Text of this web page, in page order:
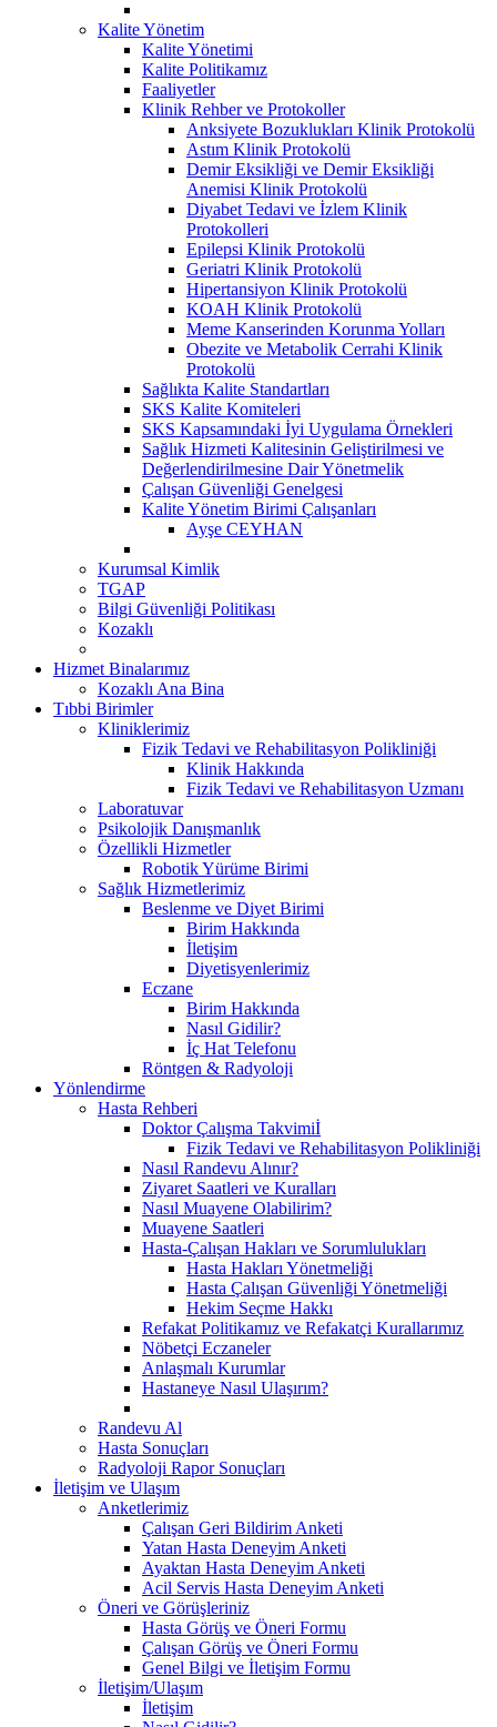
Kalite Yönetim
Kalite Yönetimi
Kalite Politikamız
Faaliyetler
Klinik Rehber ve Protokoller
Anksiyete Bozuklukları Klinik Protokolü
Astım Klinik Protokolü
Demir Eksikliği ve Demir Eksikliği
Anemisi Klinik Protokolü
Diyabet Tedavi ve İzlem Klinik
Protokolleri
Epilepsi Klinik Protokolü
Geriatri Klinik Protokolü
Hipertansiyon Klinik Protokolü
KOAH Klinik Protokolü
Meme Kanserinden Korunma Yolları
Obezite ve Metabolik Cerrahi Klinik
Protokolü
Sağlıkta Kalite Standartları
SKS Kalite Komiteleri
SKS Kapsamındaki İyi Uygulama Örnekleri
Sağlık Hizmeti Kalitesinin Geliştirilmesi ve
Değerlendirilmesine Dair Yönetmelik
Çalışan Güvenliği Genelgesi
Kalite Yönetim Birimi Çalışanları
Ayşe CEYHAN
Kurumsal Kimlik
TGAP
Bilgi Güvenliği Politikası
Kozaklı
Hizmet Binalarımız
Kozaklı Ana Bina
Tıbbi Birimler
Kliniklerimiz
Fizik Tedavi ve Rehabilitasyon Polikliniği
Klinik Hakkında
Fizik Tedavi ve Rehabilitasyon Uzmanı
Laboratuvar
Psikolojik Danışmanlık
Özellikli Hizmetler
Robotik Yürüme Birimi
Sağlık Hizmetlerimiz
Beslenme ve Diyet Birimi
Birim Hakkında
İletişim
Diyetisyenlerimiz
Eczane
Birim Hakkında
Nasıl Gidilir?
İç Hat Telefonu
Röntgen & Radyoloji
Yönlendirme
Hasta Rehberi
Doktor Çalışma Takvimiİ
Fizik Tedavi ve Rehabilitasyon Polikliniği
Nasıl Randevu Alınır?
Ziyaret Saatleri ve Kuralları
Nasıl Muayene Olabilirim?
Muayene Saatleri
Hasta-Çalışan Hakları ve Sorumlulukları
Hasta Hakları Yönetmeliği
Hasta Çalışan Güvenliği Yönetmeliği
Hekim Seçme Hakkı
Refakat Politikamız ve Refakatçi Kurallarımız
Nöbetçi Eczaneler
Anlaşmalı Kurumlar
Hastaneye Nasıl Ulaşırım?
Randevu Al
Hasta Sonuçları
Radyoloji Rapor Sonuçları
İletişim ve Ulaşım
Anketlerimiz
Çalışan Geri Bildirim Anketi
Yatan Hasta Deneyim Anketi
Ayaktan Hasta Deneyim Anketi
Acil Servis Hasta Deneyim Anketi
Öneri ve Görüşleriniz
Hasta Görüş ve Öneri Formu
Çalışan Görüş ve Öneri Formu
Genel Bilgi ve İletişim Formu
İletişim/Ulaşım
İletişim